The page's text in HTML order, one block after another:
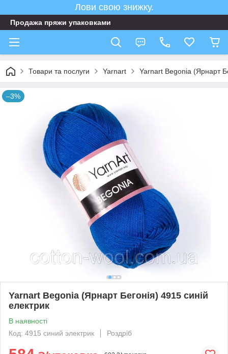
Лови свою знижку.
Продажа пряжи упаковками
Товари та послуги Yarnart Yarnart Begonia (Ярнарт
–3%
Yarnart Begonia (Ярнарт Бегонія) 4915 синій
електрик
В наявності
Код: 4915 синий электрик
Роздріб